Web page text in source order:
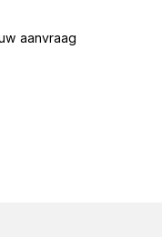
aanvraag